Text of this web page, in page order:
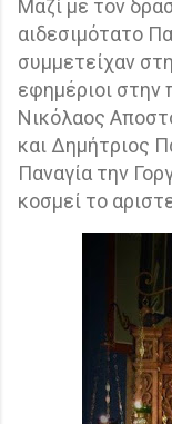
Μαζί με τον
αιδεσιμότατο
συμμετείχαν
εφημέριοι στην
Νικόλαος
και Δημήτριος
Παναγία την
κοσμεί το